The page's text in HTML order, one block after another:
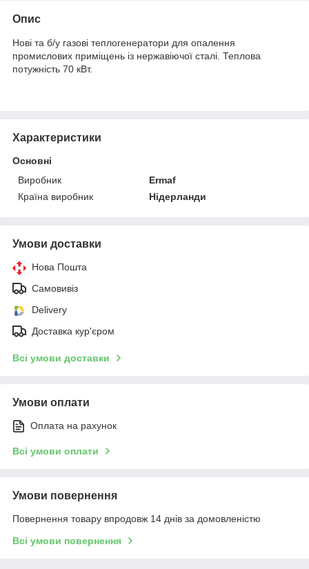
Опис
Нові та б/у газові теплогенератори для опалення
промислових приміщень із нержавіючої сталі. Теплова
потужність 70 кВт.
Характеристики
Основні
Виробник
Ermaf
Країна виробник
Нідерланди
Умови доставки
Нова Пошта
Самовивіз
Delivery
Доставка кур'єром
Всі умови доставки
Умови оплати
Оплата на рахунок
Всі умови оплати
Умови повернення
Повернення товару впродовж 14 днів за домовленістю
Всі умови повернення